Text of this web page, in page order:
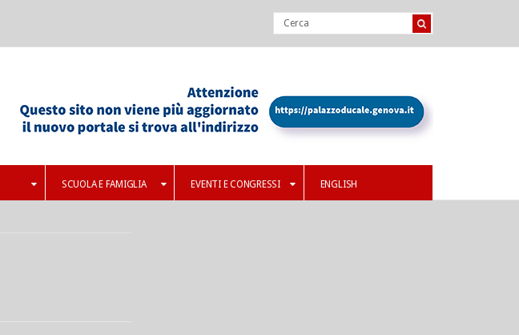
SCUOLA E FAMIGLIA EVENTI E CONGRESSI ENGLISH